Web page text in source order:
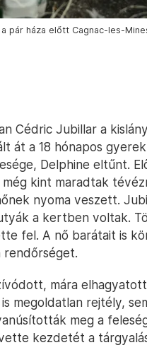
pár háza előtt Cagnac-les-
Cédric Jubillar a
át a 18 hónapos
Delphine eltűnt.
kint maradtak
nyoma veszett.
a kertben voltak.
fel. A nő barátait is
rendőrséget.
mára
megoldatlan rejtély,
meg a
kezdetét a